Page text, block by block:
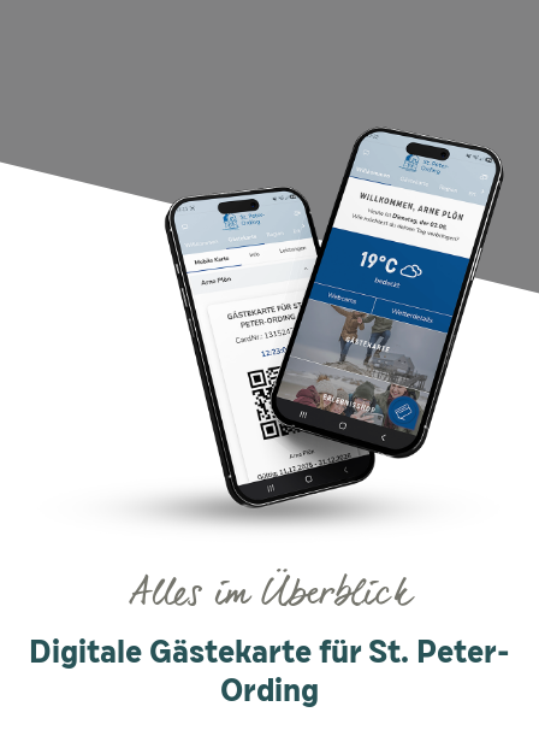
Alles im Überblick
Digitale Gästekarte für St. Peter-
Ording